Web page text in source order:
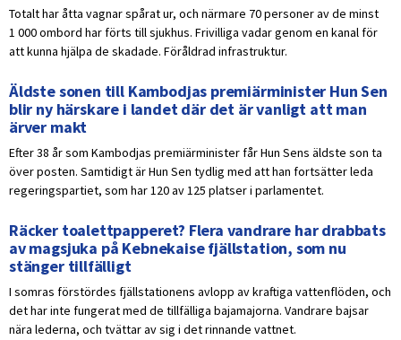
Totalt har åtta vagnar spårat ur, och närmare 70 personer av de minst
1 000 ombord har förts till sjukhus. Frivilliga vadar genom en kanal för
att kunna hjälpa de skadade. Föråldrad infrastruktur.
Äldste sonen till Kambodjas premiärminister Hun Sen
blir ny härskare i landet där det är vanligt att man
ärver makt
Efter 38 år som Kambodjas premiärminister får Hun Sens äldste son ta
över posten. Samtidigt är Hun Sen tydlig med att han fortsätter leda
regeringspartiet, som har 120 av 125 platser i parlamentet.
Räcker toalettpapperet? Flera vandrare har drabbats
av magsjuka på Kebnekaise fjällstation, som nu
stänger tillfälligt
I somras förstördes fjällstationens avlopp av kraftiga vattenflöden, och
det har inte fungerat med de tillfälliga bajamajorna. Vandrare bajsar
nära lederna, och tvättar av sig i det rinnande vattnet.